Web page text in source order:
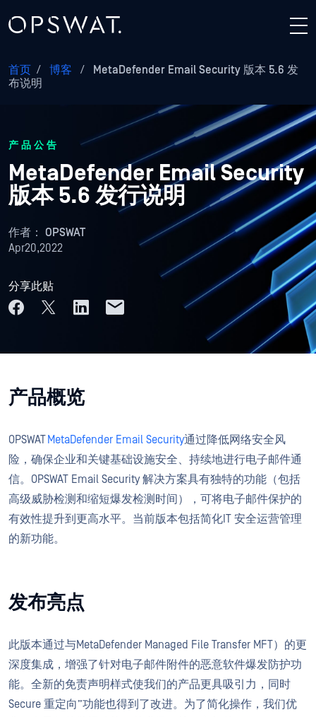
首页 / 博客 /
MetaDefender Email Security 版本 5.6 发
布说明
产品公告
MetaDefender Email Security
版本 5.6 发行说明
作者： OPSWAT
Apr20,2022
分享此贴
产品概览
OPSWAT MetaDefender Email Security通过降低网络安全风
险，确保企业和关键基础设施安全、持续地进行电子邮件通
信。OPSWAT Email Security 解决方案具有独特的功能（包括
高级威胁检测和缩短爆发检测时间），可将电子邮件保护的
有效性提升到更高水平。当前版本包括简化IT 安全运营管理
的新功能。
发布亮点
此版本通过与MetaDefender Managed File Transfer MFT）的更
深度集成，增强了针对电子邮件附件的恶意软件爆发防护功
能。全新的免责声明样式使我们的产品更具吸引力，同时
Secure 重定向”功能也得到了改进。为了简化操作，我们优